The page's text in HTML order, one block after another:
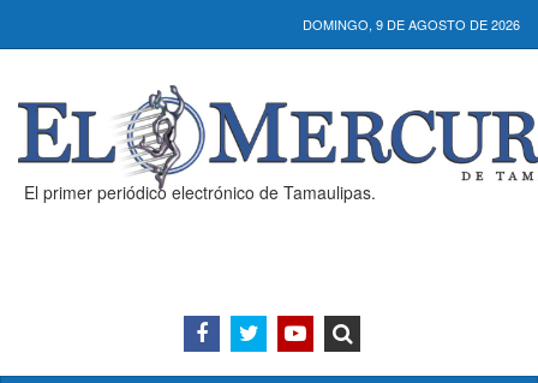
DOMINGO, 9 DE AGOSTO DE 2026
El primer periódico electrónico de Tamaulipas.